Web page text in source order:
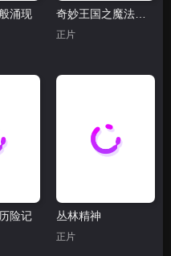
涌现
正片
险记 丛林精神
正片